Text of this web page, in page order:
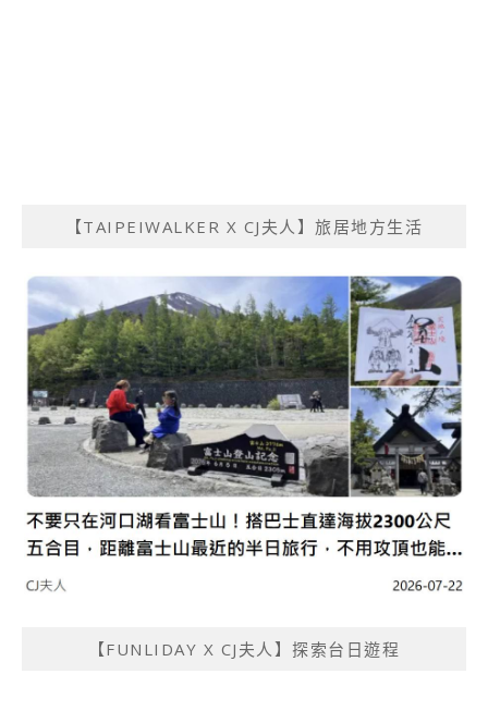
【TAIPEIWALKER X CJ夫人】旅居地方生活
【FUNLIDAY X CJ夫人】探索台日遊程